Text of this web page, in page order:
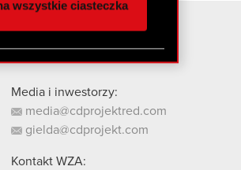
innymi danymi
z naszej witryny,
wszystkie ciasteczka
Media i inwestorzy:
media@cdprojektred.com
gielda@cdprojekt.com
Kontakt WZA: